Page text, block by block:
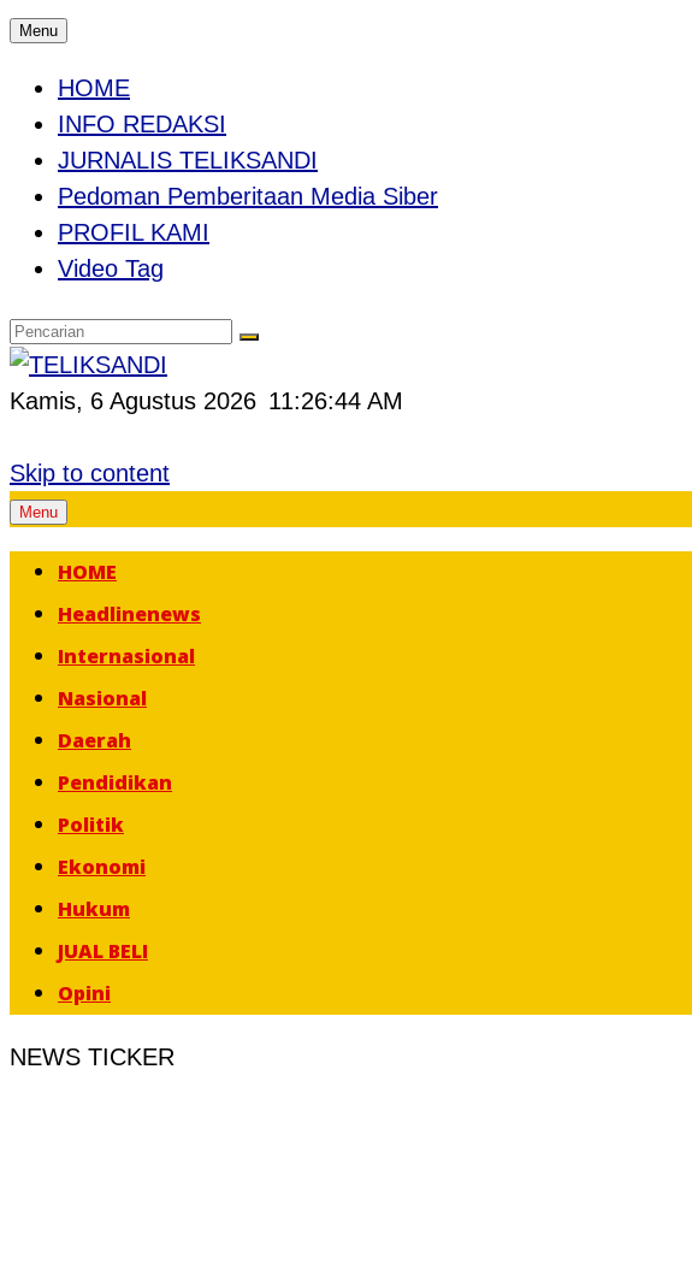
Menu
HOME
INFO REDAKSI
JURNALIS TELIKSANDI
Pedoman Pemberitaan Media Siber
PROFIL KAMI
Video Tag
Kamis, 6 Agustus 2026 11:26:45 AM
Skip to content
Menu
HOME
Headlinenews
Internasional
Nasional
Daerah
Pendidikan
Politik
Ekonomi
Hukum
JUAL BELI
Opini
NEWS TICKER